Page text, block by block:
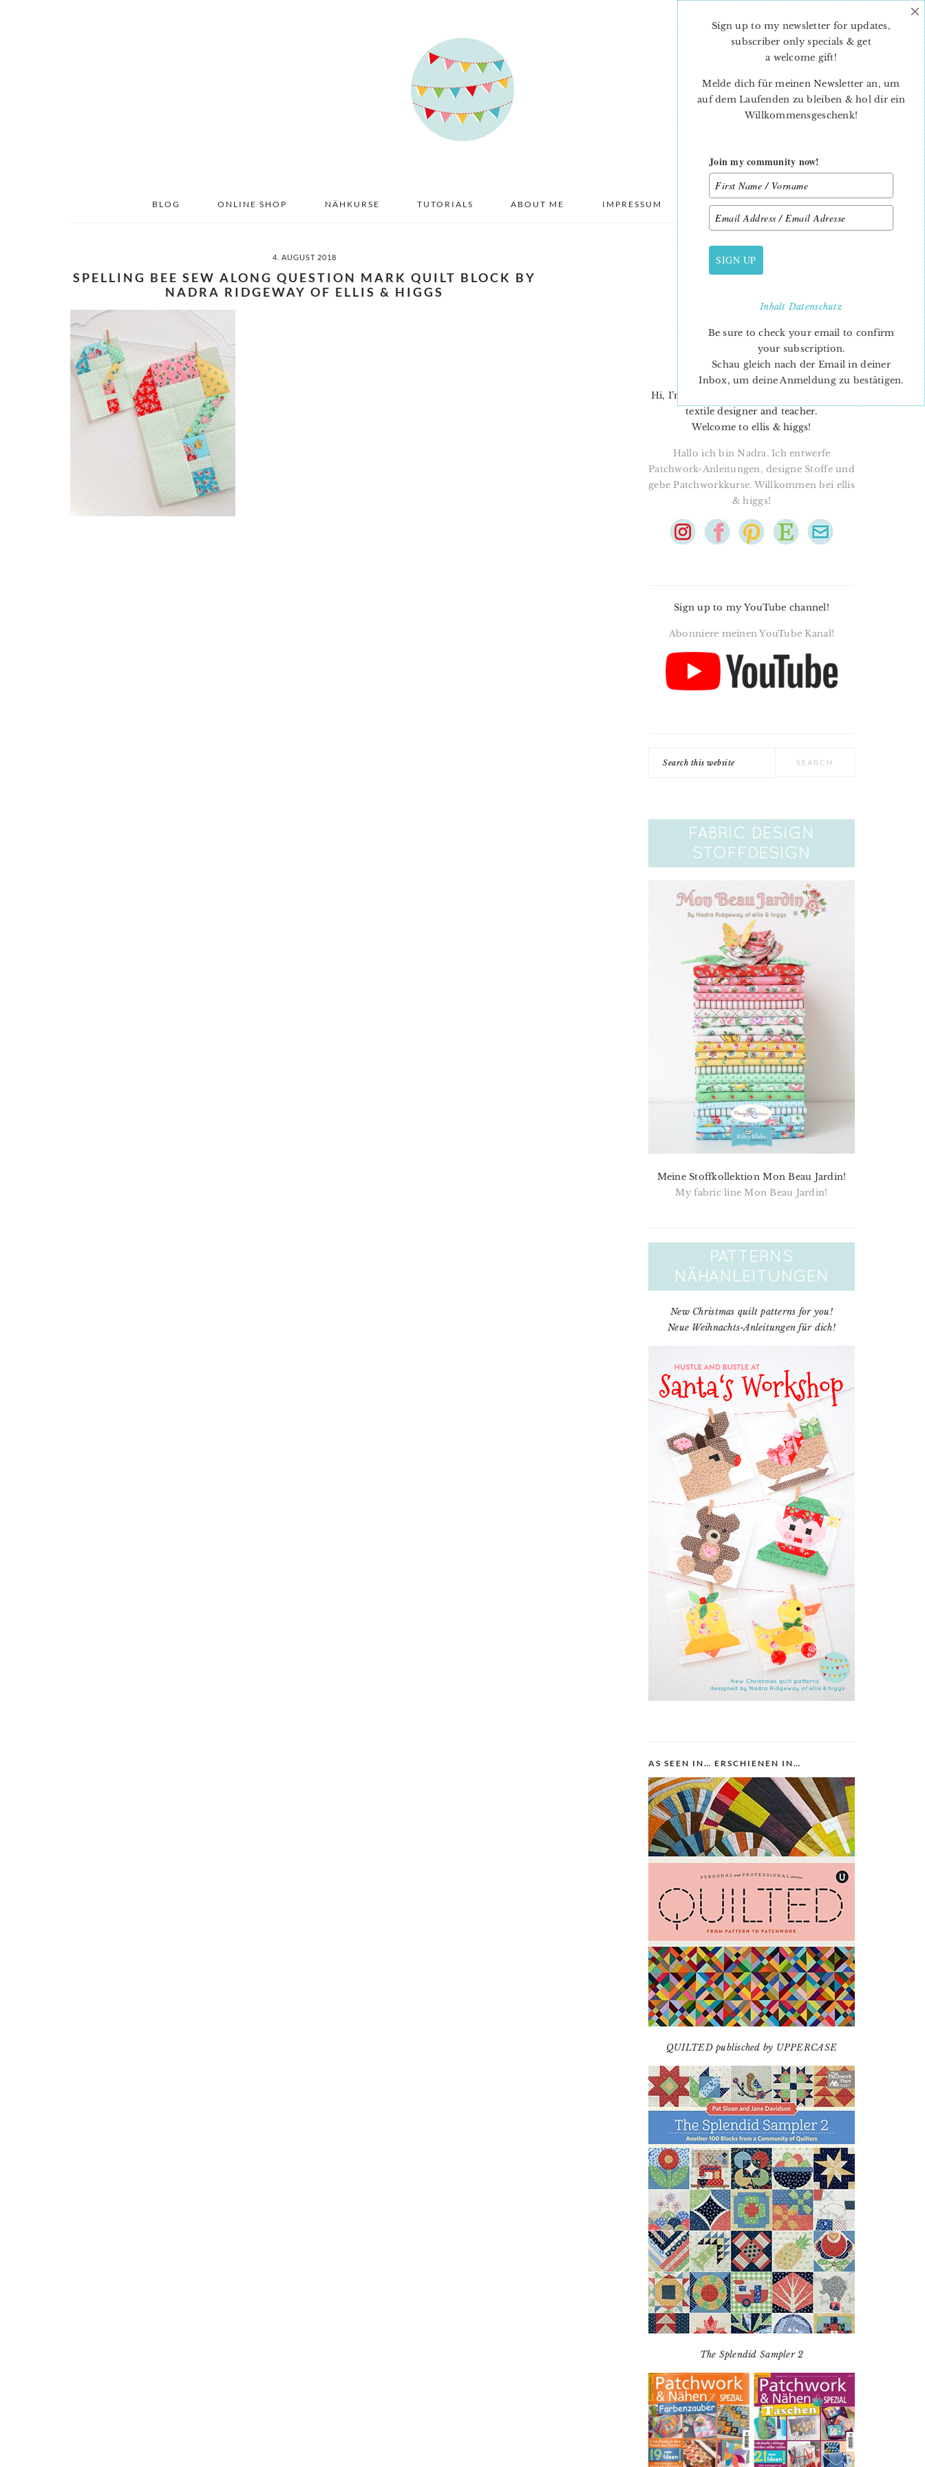
BLOG ONLINE SHOP NÄHKURSE TUTORIALS ABOUT ME IMPRESSUM DATENSCHUTZ
4. AUGUST 2018
SPELLING BEE SEW ALONG QUESTION MARK QUILT BLOCK BY
NADRA RIDGEWAY OF ELLIS & HIGGS
PRIMARY
SIDEBAR
Hi, I’m Nadra. I’m a quilt pattern designer,
textile designer and teacher.
Welcome to ellis & higgs!
Hallo ich bin Nadra. Ich entwerfe
Patchwork-Anleitungen, designe Stoffe und
gebe Patchworkkurse. Willkommen bei ellis
& higgs!
Sign up to my YouTube channel!
Abonniere meinen YouTube Kanal!
Meine Stoffkollektion Mon Beau Jardin!
My fabric line Mon Beau Jardin!
New Christmas quilt patterns for you!
Neue Weihnachts-Anleitungen für dich!
AS SEEN IN… ERSCHIENEN IN…
QUILTED publisched by UPPERCASE
The Splendid Sampler 2
Sign up to my newsletter for updates,
subscriber only specials & get
a welcome gift!
Melde dich für meinen Newsletter an, um
auf dem Laufenden zu bleiben & hol dir ein
Willkommensgeschenk!
Join my community now!
SIGN UP
InhaltDatenschutz
Be sure to check your email to confirm
your subscription.
Schau gleich nach der Email in deiner
Inbox, um deine Anmeldung zu bestätigen.
×